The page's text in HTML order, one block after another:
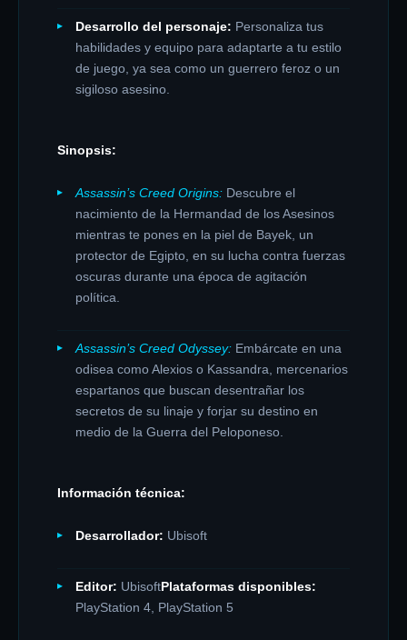
Desarrollo del personaje: Personaliza tus
habilidades y equipo para adaptarte a tu estilo
de juego, ya sea como un guerrero feroz o un
sigiloso asesino.
Sinopsis:
Assassin’s Creed Origins: Descubre el
nacimiento de la Hermandad de los Asesinos
mientras te pones en la piel de Bayek, un
protector de Egipto, en su lucha contra fuerzas
oscuras durante una época de agitación
política.
Assassin’s Creed Odyssey: Embárcate en una
odisea como Alexios o Kassandra, mercenarios
espartanos que buscan desentrañar los
secretos de su linaje y forjar su destino en
medio de la Guerra del Peloponeso.
Información técnica:
Desarrollador: Ubisoft
Editor: UbisoftPlataformas disponibles:
PlayStation 4, PlayStation 5